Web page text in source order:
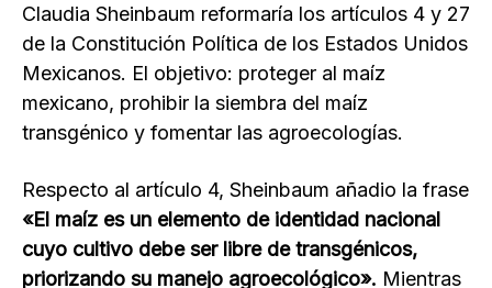
Claudia Sheinbaum reformaría los artículos 4 y 27
de la Constitución Política de los Estados Unidos
Mexicanos. El objetivo: proteger al maíz
mexicano, prohibir la siembra del maíz
transgénico y fomentar las agroecologías.
Respecto al artículo 4, Sheinbaum añadio la frase
«El maíz es un elemento de identidad nacional
cuyo cultivo debe ser libre de transgénicos,
priorizando su manejo agroecológico». Mientras